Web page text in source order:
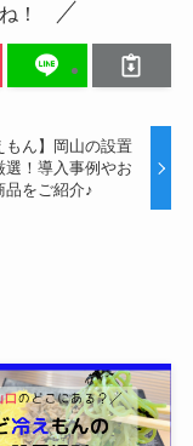
！
もん】岡山の設置
選！導入事例やお
品をご紹介♪